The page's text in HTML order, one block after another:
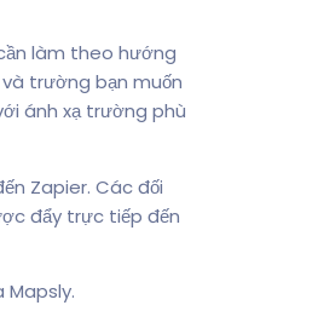
làm theo hướng
trường bạn muốn
ánh xạ trường phù
Zapier. Các đối
đẩy trực tiếp đến